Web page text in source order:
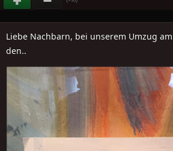
Liebe Nachbarn, bei unserem Umzug
den..